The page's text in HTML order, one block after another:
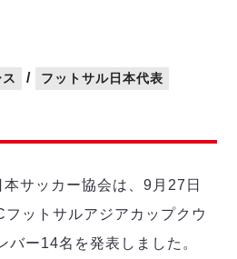
成功率
２リーグ
手
/ フットサル日本代表
サッカー協会は、9月27日
フットサルアジアカップクウ
バー14名を発表しました。